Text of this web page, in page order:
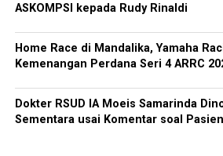
ASKOMPSI kepada Rudy Rinaldi
Home Race di Mandalika, Yamaha
Kemenangan Perdana Seri 4 ARRC
Dokter RSUD IA Moeis Samarinda
Sementara usai Komentar soal Pasien